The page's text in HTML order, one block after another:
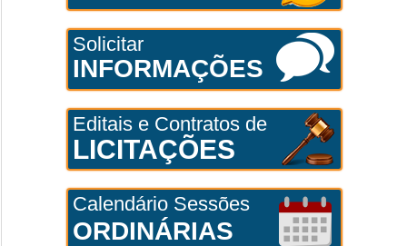
Solicitar
INFORMAÇÕES
Editais e Contratos de
LICITAÇÕES
Calendário Sessões
ORDINÁRIAS